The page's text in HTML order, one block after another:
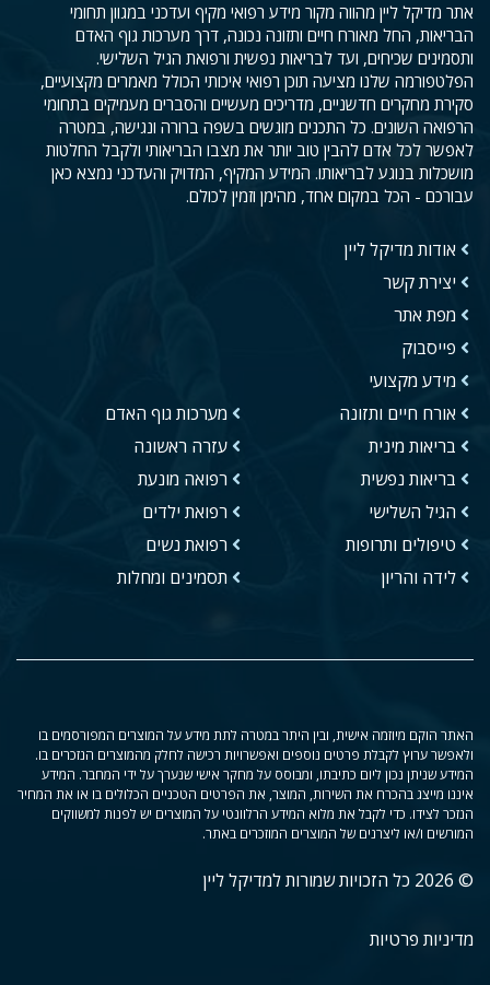
אתר מדיקל ליין מהווה מקור מידע רפואי מקיף ועדכני במגוון תחומי
הבריאות, החל מאורח חיים ותזונה נכונה, דרך מערכות גוף האדם
ותסמינים שכיחים, ועד לבריאות נפשית ורפואת הגיל השלישי.
הפלטפורמה שלנו מציעה תוכן רפואי איכותי הכולל מאמרים מקצועיים,
סקירת מחקרים חדשניים, מדריכים מעשיים והסברים מעמיקים בתחומי
הרפואה השונים. כל התכנים מוגשים בשפה ברורה ונגישה, במטרה
לאפשר לכל אדם להבין טוב יותר את מצבו הבריאותי ולקבל החלטות
מושכלות בנוגע לבריאותו. המידע המקיף, המדויק והעדכני נמצא כאן
עבורכם - הכל במקום אחד, מהימן וזמין לכולם.
אודות מדיקל ליין
יצירת קשר
מפת אתר
פייסבוק
מידע מקצועי
אורח חיים ותזונה
בריאות מינית
בריאות נפשית
הגיל השלישי
טיפולים ותרופות
לידה והריון
מערכות גוף האדם
עזרה ראשונה
רפואה מונעת
רפואת ילדים
רפואת נשים
תסמינים ומחלות
האתר הוקם מיוזמה אישית, ובין היתר במטרה לתת מידע על המוצרים המפורסמים בו
ולאפשר ערוץ לקבלת פרטים נוספים ואפשרויות רכישה לחלק מהמוצרים הנזכרים בו.
המידע שניתן נכון ליום כתיבתו, ומבוסס על מחקר אישי שנערך על ידי המחבר. המידע
איננו מייצג בהכרח את השירות, המוצר, את הפרטים הטכניים הכלולים בו או את המחיר
הנזכר לצידו. כדי לקבל את מלוא המידע הרלוונטי על המוצרים יש לפנות למשווקים
המורשים ו/או ליצרנים של המוצרים המוזכרים באתר.
© 2026 כל הזכויות שמורות למדיקל ליין
מדיניות פרטיות